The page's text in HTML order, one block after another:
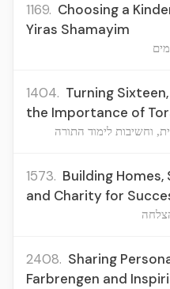
1169. Choosing a
Yiras Shamayim
1404. Turning
the Importance of
וחשיבות לימוד התורה
1573. Building
and Charity for
2408. Sharing
Farbrengen and